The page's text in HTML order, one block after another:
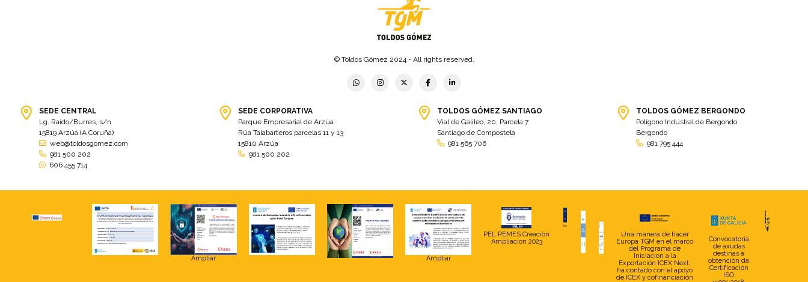
© Toldos Gómez 2024 - All rights reserved.
SEDE CENTRAL
Lg. Raído/Burres, s/n
15819 Arzúa (A Coruña)
web@toldosgomez.com
981 500 202
606 455 714
SEDE CORPORATIVA
Parque Empresarial de Arzúa
Rúa Talabarteros parcelas 11 y 13
15810 Arzúa
981 500 202
TOLDOS GÓMEZ SANTIAGO
Vial de Galileo, 20. Parcela 7
Santiago de Compostela
981 565 706
TOLDOS GÓMEZ BERGONDO
Polígono Industral de Bergondo
Bergondo
981 795 444
Ampliar Ampliar
PEL PEMES Creación
Ampliación 2023
Una manera de hacer
Europa TGM en el marco
del Programa de
Iniciación a la
Exportación ICEX Next,
ha contado con el apoyo
de ICEX y cofinanciación
Convocatoria
de axudas
destinas á
obtención da
Certificación
ISO